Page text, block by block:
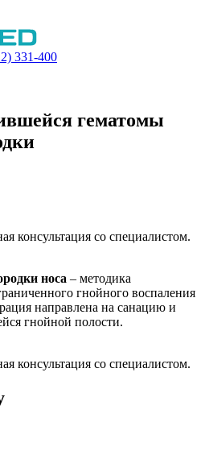
331-400
гематомы
консультация со специалистом.
носа – методика
гнойного воспаления
направлена на санацию и
гнойной полости.
консультация со специалистом.